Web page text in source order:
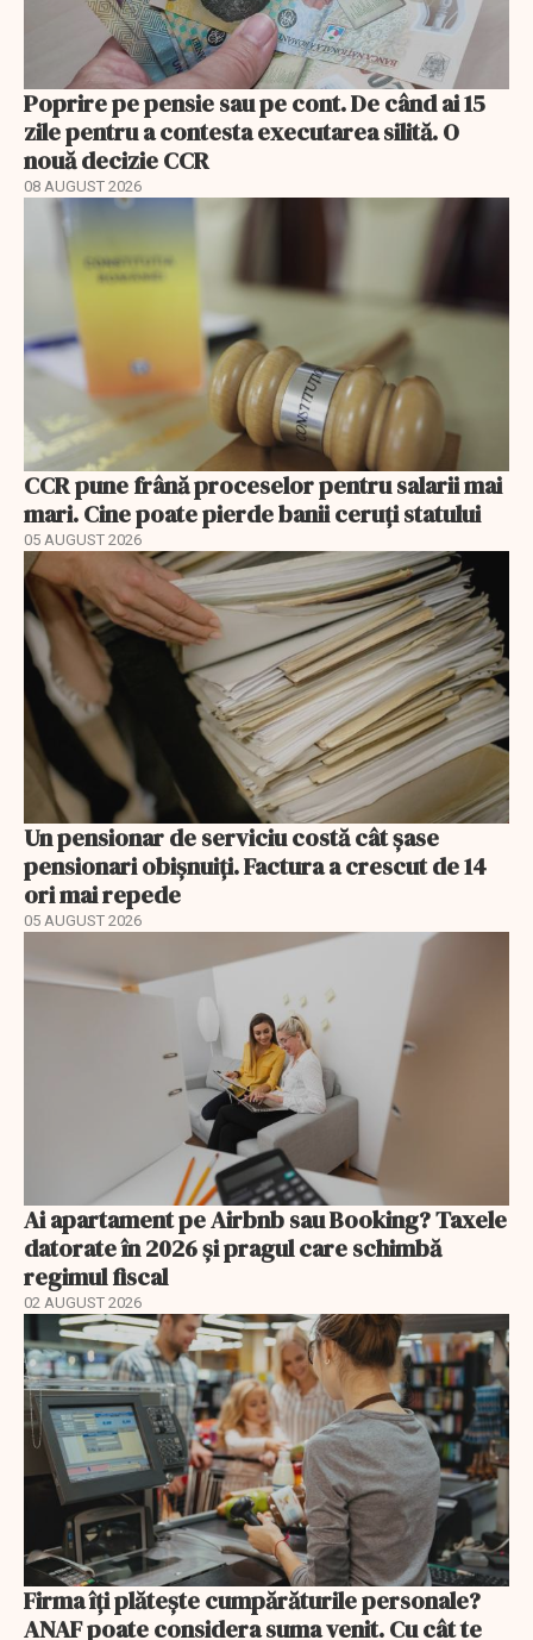
Poprire pe pensie sau pe cont. De când ai 15
zile pentru a contesta executarea silită. O
nouă decizie CCR
08 AUGUST 2026
CCR pune frână proceselor pentru salarii mai
mari. Cine poate pierde banii ceruți statului
05 AUGUST 2026
Un pensionar de serviciu costă cât șase
pensionari obișnuiți. Factura a crescut de 14
ori mai repede
05 AUGUST 2026
Ai apartament pe Airbnb sau Booking? Taxele
datorate în 2026 și pragul care schimbă
regimul fiscal
02 AUGUST 2026
Firma îți plătește cumpărăturile personale?
ANAF poate considera suma venit. Cu cât te